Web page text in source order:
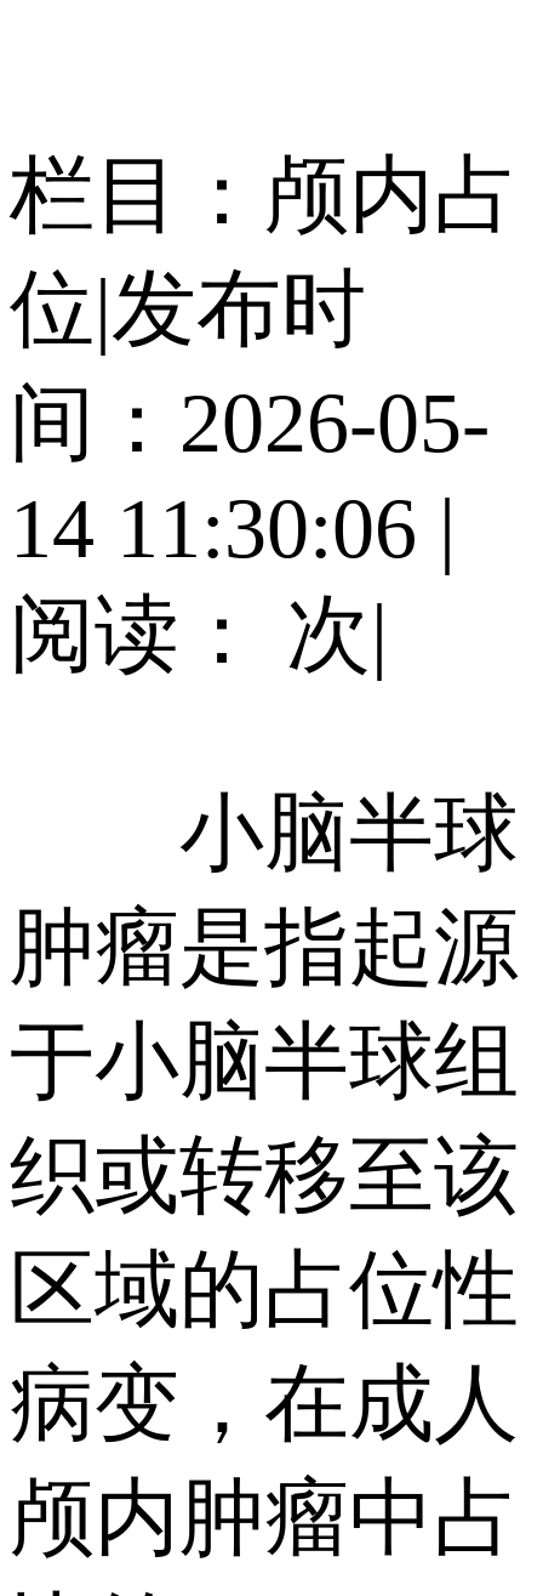
栏目：颅内占
位|发布时
间：2026-05-
14 11:30:06 |
阅读： 次|
小脑半球
肿瘤是指起源
于小脑半球组
织或转移至该
区域的占位性
病变，在成人
颅内肿瘤中占